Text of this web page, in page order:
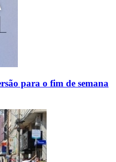
para o fim de semana